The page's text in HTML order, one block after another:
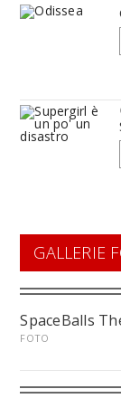
GALLERIE
SpaceBalls
FOTO